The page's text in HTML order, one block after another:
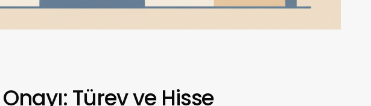
Türev ve Hisse